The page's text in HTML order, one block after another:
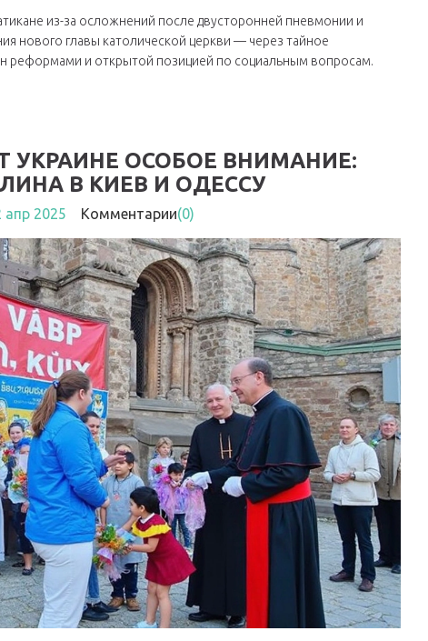
из-за осложнений после двусторонней пневмонии и
нового главы католической церкви — через тайное
реформами и открытой позицией по социальным вопросам.
УКРАИНЕ ОСОБОЕ ВНИМАНИЕ:
В КИЕВ И ОДЕССУ
апр 2025 Комментарии(0)